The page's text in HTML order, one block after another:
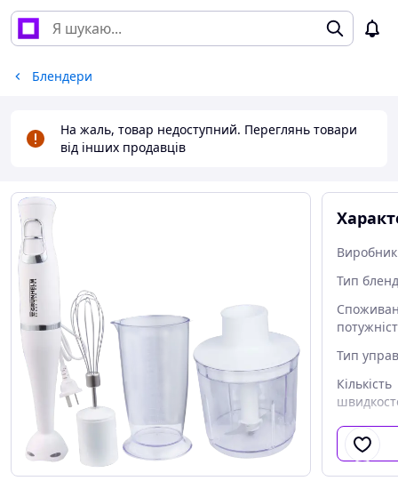
Блендери
На жаль, товар недоступний. Переглянь товари
від інших продавців
Виробник
Тип
Тип
Кількість